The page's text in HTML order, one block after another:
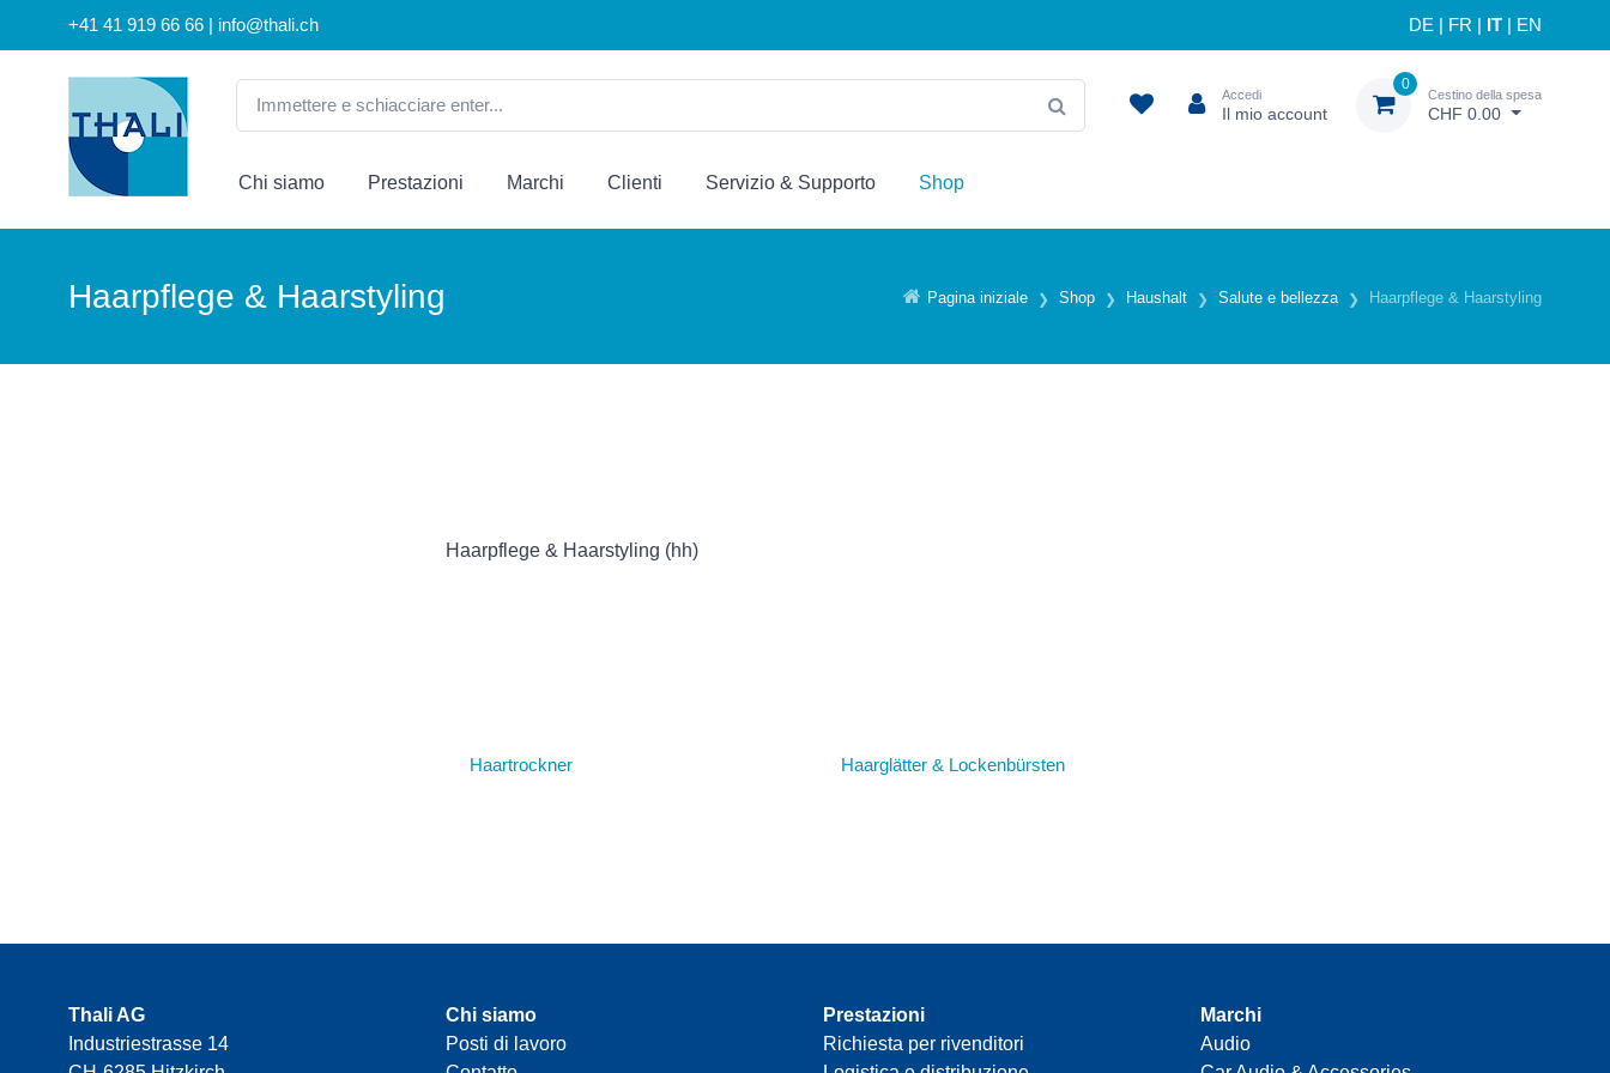
+41 41 919 66 66 | info@thali.ch DE FR IT EN
Accedi
Il mio account
0
Cestino della spesa
CHF 0.00
Chi siamo Prestazioni Marchi Clienti Servizio & Supporto Shop
Pagina iniziale Shop Haushalt Salute e bellezza Haarpflege & Haarstyling
Haarpflege & Haarstyling
Haarpflege & Haarstyling (hh)
Haartrockner Haarglätter & Lockenbürsten
Thali AG
Industriestrasse 14
Chi siamo
Posti di lavoro
Prestazioni
Richiesta per rivenditori
Marchi
Audio